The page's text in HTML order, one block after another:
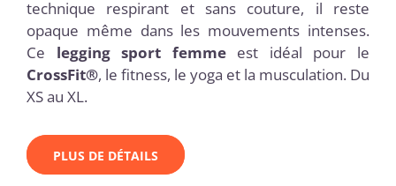
technique respirant et sans couture, il reste
opaque même dans les mouvements intenses.
Ce legging sport femmeest idéal pour le
CrossFit®, le fitness, le yoga et la musculation. Du
XS au XL.
PLUS DE DÉTAILS